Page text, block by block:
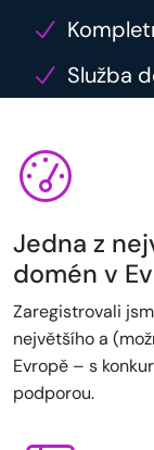
Služba
Jedna z
domén v
Zaregistrovali
největšího a
Evropě – s
podporou.